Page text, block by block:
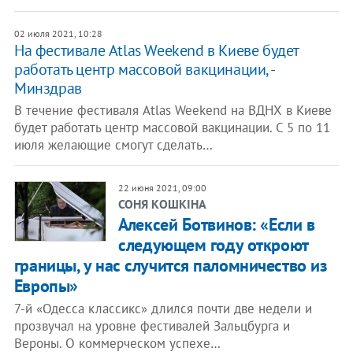
02 июля 2021, 10:28
На фестивале Atlas Weekend в Киеве будет
работать центр массовой вакцинации, -
Минздрав
В течение фестиваля Atlas Weekend на ВДНХ в Киеве
будет работать центр массовой вакцинации. С 5 по 11
июля желающие смогут сделать…
22 июня 2021, 09:00
СОНЯ КОШКІНА
Алексей Ботвинов: «Если в
следующем году откроют
границы, у нас случится паломничество из
Европы»
7-й «Одесса классикс» длился почти две недели и
прозвучал на уровне фестивалей Зальцбурга и
Вероны. О коммерческом успехе…